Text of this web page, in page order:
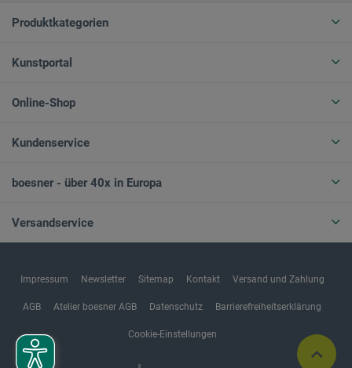
Produktkategorien
Kunstportal
Online-Shop
Kundenservice
boesner - über 40x in Europa
Versandservice
Impressum Newsletter Sitemap Kontakt Versand und Zahlung
AGB Atelier boesner AGB Datenschutz Barrierefreiheitserklärung
Cookie-Einstellungen